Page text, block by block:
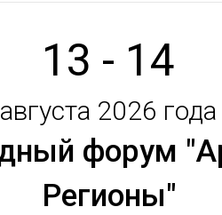
13 - 14
августа 2026 года
форум
Регионы"